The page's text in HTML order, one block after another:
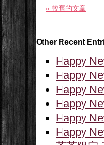
« 較舊的文章
Other Recent
Happy
Happy
Happy
Happy
Happy
Happy